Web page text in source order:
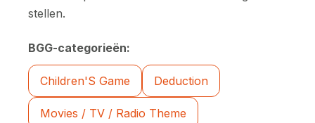
stellen.
BGG-categorieën:
Children'S Game Deduction
Movies / TV / Radio Theme